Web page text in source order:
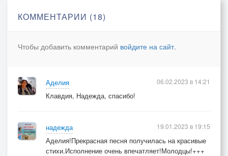
КОММЕНТАРИИ (18)
Чтобы добавить комментарий войдите на сайт.
Аделия
Клавдия, Надежда, спасибо!
06.02.2023 в 14:21
надежда
Аделия!Прекрасная песня получилась на красивые
стихи.Исполнение очень впечатляет!Молодцы!+++
19.01.2023 в 19:15